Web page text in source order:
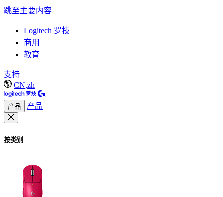
跳至主要内容
Logitech 罗技
商用
教育
支持
CN,zh
产品 产品
按类别